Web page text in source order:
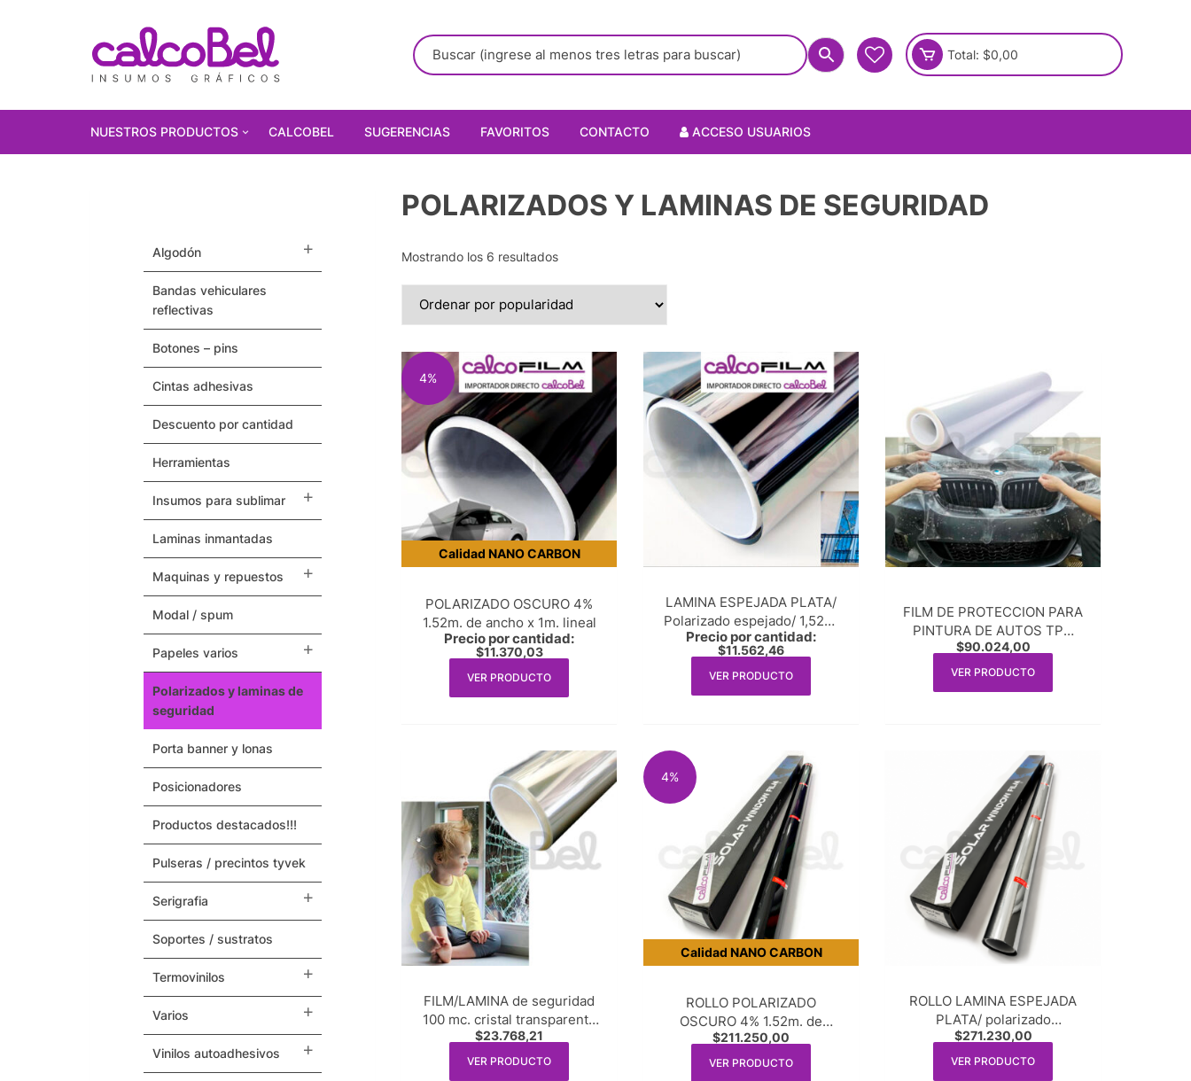
Total: $0,00
NUESTROS PRODUCTOS
Pulseras / Precintos Tyvek
Herramientas
Termovinilos
Botones – Pins
Cintas Adhesivas
Papeles Varios
Insumos para Sublimar
Laminas Inmantadas
Soporte / Sustratos
Serigrafia
Maquinas y Repuestos
CALCOBEL SUGERENCIAS FAVORITOS CONTACTO ACCESO USUARIOS
POLARIZADOS Y LAMINAS DE SEGURIDAD
Mostrando los 6 resultados
Calidad NANO CARBON
4%
POLARIZADO OSCURO 4%
1.52m. de ancho x 1m. lineal
Precio por cantidad:
$11.370,03
VER PRODUCTO
LAMINA ESPEJADA PLATA/
Polarizado espejado/ 1,52m.
de ancho x 1m. lineal
Precio por cantidad:
$11.562,46
VER PRODUCTO
FILM DE PROTECCION PARA
PINTURA DE AUTOS TPU
Transparente 1,50 m. de
ancho x 1m. lineal
$90.024,00
VER PRODUCTO
FILM/LAMINA de seguridad
100 mc. cristal transparente
100 mc. – ancho 1.50 x 1m.
lineal
$23.768,21
VER PRODUCTO
Calidad NANO CARBON
4%
ROLLO POLARIZADO
OSCURO 4% 1.52m. de
ancho x 30m. lineal
$211.250,00
VER PRODUCTO
ROLLO LAMINA ESPEJADA
PLATA/ polarizado
espejado/1.52m. de ancho x
30m. lineal
$271.230,00
VER PRODUCTO
algodón
bandas vehiculares
reflectivas
botones – pins
cintas adhesivas
descuento por cantidad
herramientas
insumos para sublimar
laminas inmantadas
maquinas y repuestos
modal / spum
papeles varios
polarizados y laminas de
seguridad
porta banner y lonas
posicionadores
productos destacados!!!
pulseras / precintos tyvek
serigrafia
soportes / sustratos
termovinilos
varios
vinilos autoadhesivos